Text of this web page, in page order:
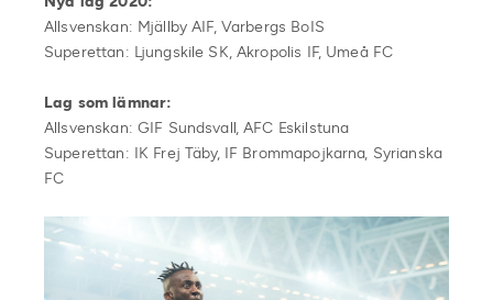
Allsvenskan: Mjällby AIF, Varbergs BoIS
Superettan: Ljungskile SK, Akropolis IF, Umeå FC
Lag som lämnar:
Allsvenskan: GIF Sundsvall, AFC Eskilstuna
Superettan: IK Frej Täby, IF Brommapojkarna, Syrianska
FC